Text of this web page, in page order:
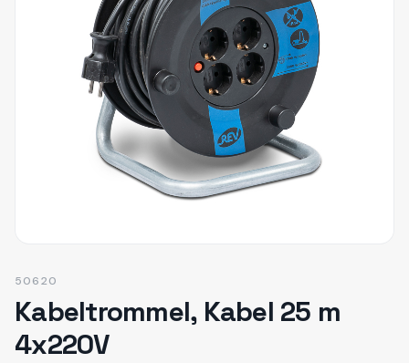
50620
Kabeltrommel, Kabel 25 m
4x220V